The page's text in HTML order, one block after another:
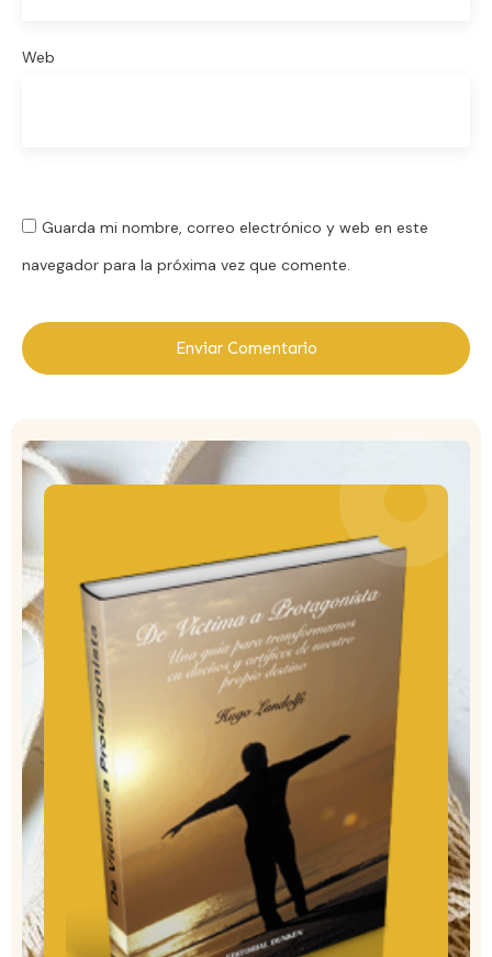
Web
Guarda mi nombre, correo electrónico y web en este
navegador para la próxima vez que comente.
Enviar Comentario